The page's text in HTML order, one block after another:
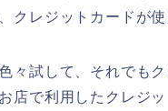
クレジットカードが
々試して、それでも
店で利用したクレジ